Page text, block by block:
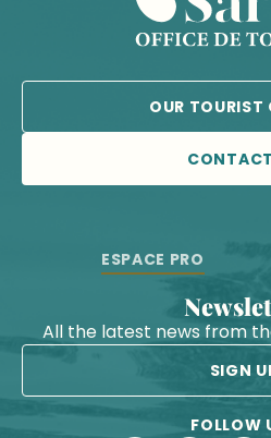
OUR TOURIST
ESPACE PRO
All the latest news from
SIGN
FOLLOW